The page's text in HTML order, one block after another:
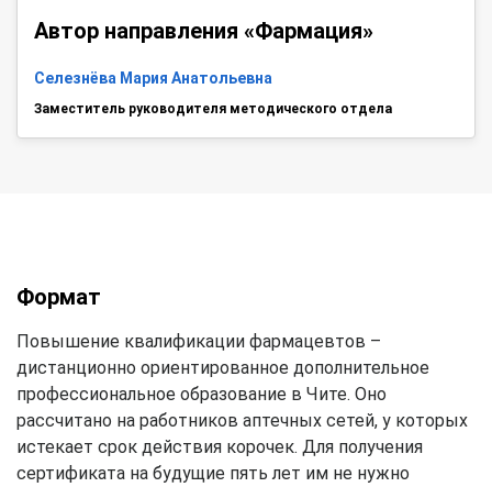
Автор направления «Фармация»
Селезнёва Мария Анатольевна
Заместитель руководителя методического отдела
Формат
Повышение квалификации фармацевтов –
дистанционно ориентированное дополнительное
профессиональное образование в Чите. Оно
рассчитано на работников аптечных сетей, у которых
истекает срок действия корочек. Для получения
сертификата на будущие пять лет им не нужно